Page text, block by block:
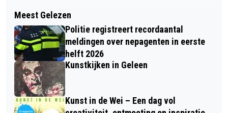
MOGELIJK SALMONELLABACTERIE IN
JUMBO SALADE MANGO CURRY
VOLDOENDE DRINKWATER
BESCHIKBAAR IN LIMBURG
Meest Gelezen
Politie registreert recordaantal
meldingen over nepagenten in eerste
helft 2026
Kunstkijken in Geleen
Kunst in de Wei – Een dag vol